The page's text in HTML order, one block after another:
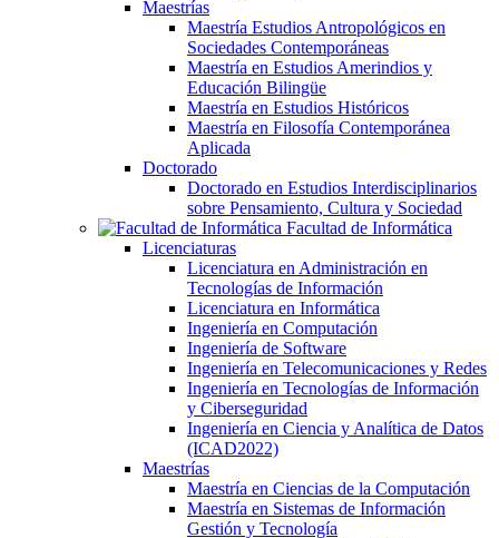
Maestrías
Maestría Estudios Antropológicos en
Sociedades Contemporáneas
Maestría en Estudios Amerindios y
Educación Bilingüe
Maestría en Estudios Históricos
Maestría en Filosofía Contemporánea
Aplicada
Doctorado
Doctorado en Estudios Interdisciplinarios
sobre Pensamiento, Cultura y Sociedad
Facultad de Informática
Licenciaturas
Licenciatura en Administración en
Tecnologías de Información
Licenciatura en Informática
Ingeniería en Computación
Ingeniería de Software
Ingeniería en Telecomunicaciones y Redes
Ingeniería en Tecnologías de Información
y Ciberseguridad
Ingeniería en Ciencia y Analítica de Datos
(ICAD2022)
Maestrías
Maestría en Ciencias de la Computación
Maestría en Sistemas de Información
Gestión y Tecnología